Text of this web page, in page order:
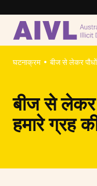
घटनाक्रम • बीज से लेकर
बीज से लेकर
हमारे ग्रह